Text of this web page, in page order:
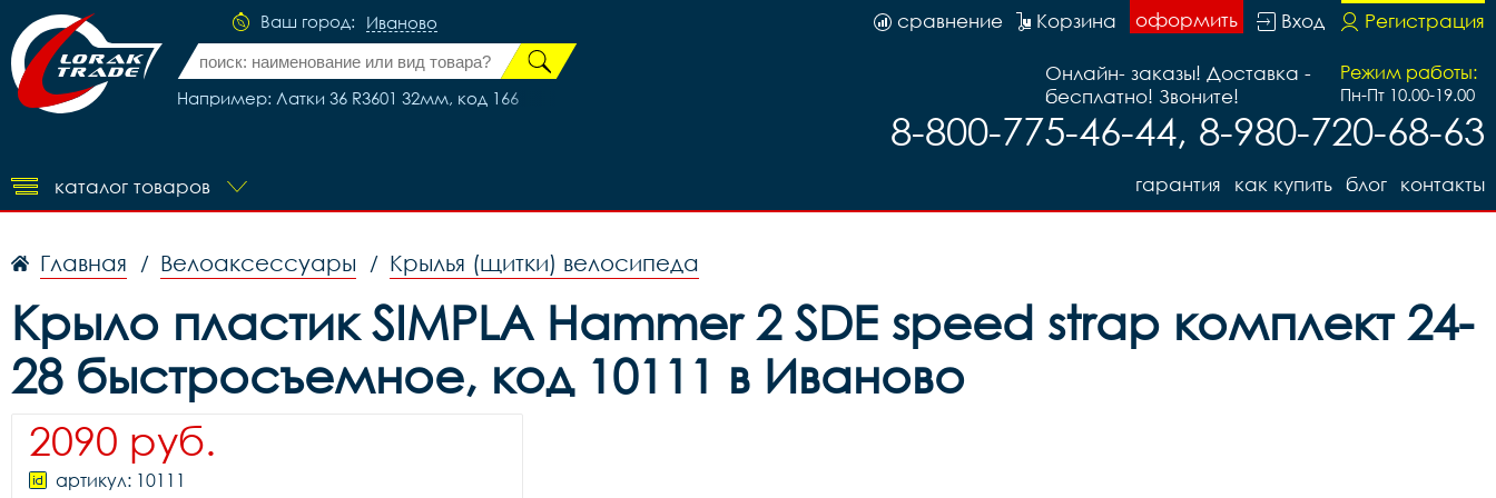
Ваш город: Иваново
Например: Латки 36 R3601 32мм, код 166
Регистрация
Вход
оформить
Корзина
сравнение
Режим работы:
Пн-Пт 10.00-19.00
Онлайн- заказы! Доставка -
бесплатно! Звоните!
8-800-775-46-44, 8-980-720-68-63
каталог товаров контакты
блог
как купить
гарантия
Главная / Велоаксессуары / Крылья (щитки) велосипеда
Крыло пластик SIMPLA Hammer 2 SDE speed strap комплект 24-
28 быстросъемное, код 10111 в Иваново
2090 руб.
артикул: 10111